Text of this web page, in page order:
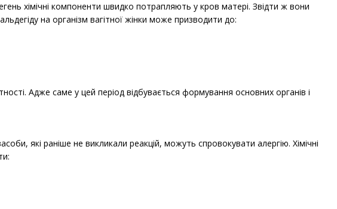
хімічні компоненти швидко потрапляють у кров матері. Звідти ж вони
на організм вагітної жінки може призводити до:
Адже саме у цей період відбувається формування основних органів і
які раніше не викликали реакцій, можуть спровокувати алергію. Хімічні